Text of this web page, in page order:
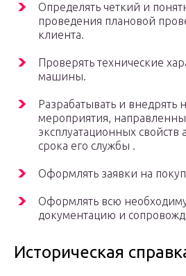
Определять четкий и
проведения плановой
клиента.
Проверять технические
машины.
Разрабатывать и внедрять
мероприятия,
эксплуатационных свойств
срока его службы .
Оформлять заявки на
Оформлять всю
документацию и
Историческая